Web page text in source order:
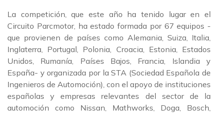
La competición, que este año ha tenido lugar en el
Circuito Parcmotor, ha estado formada por 67 equipos -
que provienen de países como Alemania, Suiza, Italia,
Inglaterra, Portugal, Polonia, Croacia, Estonia, Estados
Unidos, Rumanía, Países Bajos, Francia, Islandia y
España- y organizada por la STA (Sociedad Española de
Ingenieros de Automoción), con el apoyo de instituciones
españolas y empresas relevantes del sector de la
automoción como Nissan, Mathworks, Doga, Bosch,